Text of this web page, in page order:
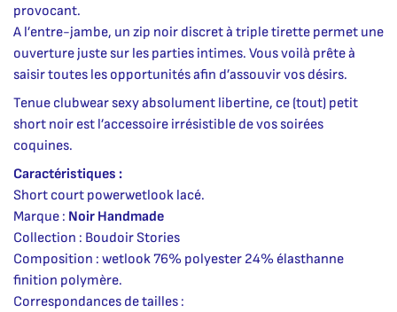
provocant.
A l’entre-jambe, un zip noir discret à triple tirette permet une
ouverture juste sur les parties intimes. Vous voilà prête à
saisir toutes les opportunités afin d’assouvir vos désirs.
Tenue clubwear sexy absolument libertine, ce (tout) petit
short noir est l’accessoire irrésistible de vos soirées
coquines.
Caractéristiques :
Short court powerwetlook lacé.
Marque : Noir Handmade
Collection : Boudoir Stories
Composition : wetlook 76% polyester 24% élasthanne
finition polymère.
Correspondances de tailles :